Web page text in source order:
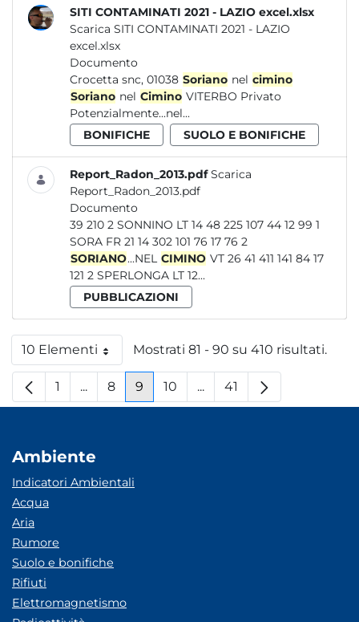
SITI CONTAMINATI 2021 - LAZIO excel.xlsx
Scarica SITI CONTAMINATI 2021 - LAZIO
excel.xlsx
Documento
Crocetta snc, 01038 Soriano nel cimino
Soriano nel Cimino VITERBO Privato
Potenzialmente...nel...
BONIFICHE
SUOLO E BONIFICHE
Report_Radon_2013.pdf Scarica
Report_Radon_2013.pdf
Documento
39 210 2 SONNINO LT 14 48 225 107 44 12 99 1
SORA FR 21 14 302 101 76 17 76 2
SORIANO...NEL CIMINO VT 26 41 411 141 84 17
121 2 SPERLONGA LT 12...
PUBBLICAZIONI
10 ElementiPer paginaMostrati 81 - 90 su 410 risultati.
Pagina
1 ...Pagine intermedie
Pagina
8 Pagina
9 Pagina
10 ...Pagine intermedie
Pagina
41
Ambiente
Indicatori Ambientali
Acqua
Aria
Rumore
Suolo e bonifiche
Rifiuti
Elettromagnetismo